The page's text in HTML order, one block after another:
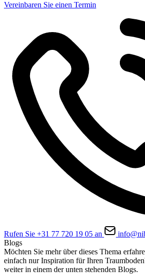
Vereinbaren Sie einen Termin
Rufen Sie +31 77 720 19 05 an
Blogs
Möchten Sie mehr über dieses Thema
einfach nur Inspiration für Ihren
weiter in einem der unten stehenden Blogs.